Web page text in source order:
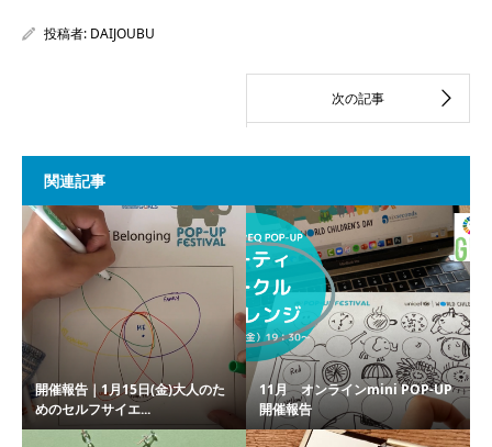
投稿者: DAIJOUBU
関連記事
開催報告｜1月15日(金)大人のた
めのセルフサイエ...
11月 オンラインmini POP-UP
開催報告